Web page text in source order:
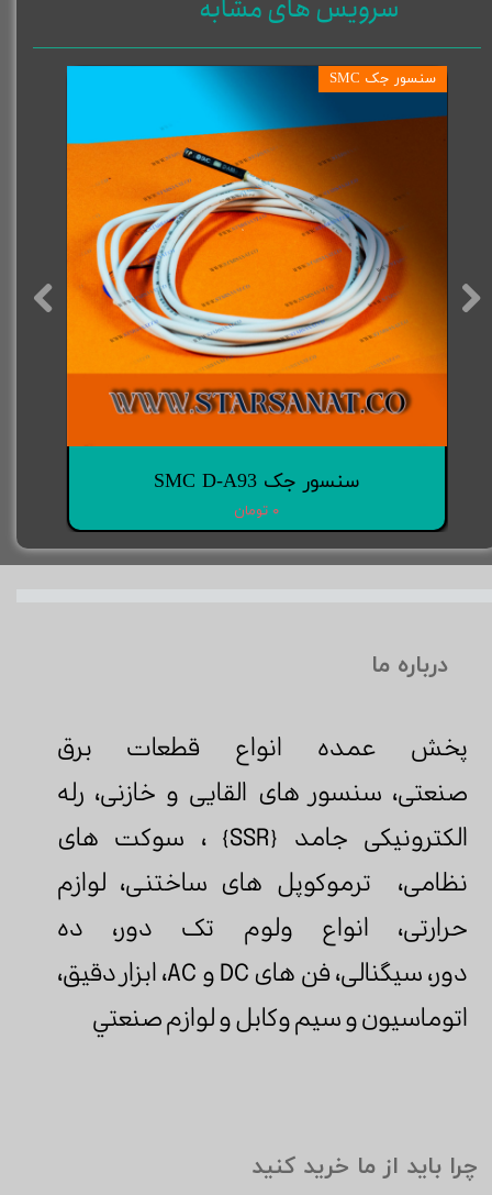
سنسور جک SMC D-A93
۰ تومان
سنسور جک SMC
درباره ما
پخش عمده انواع قطعات برق
صنعتی، سنسور های القایی و خازنی، رله
الکترونیکی جامد {SSR} ، سوکت های
نظامی، ترموکوپل های ساختنی، لوازم
حرارتی، انواع ولوم تک دور، ده
دور، سیگنالی، فن های DC و AC، ابزار دقيق،
اتوماسيون و سیم وکابل و لوازم صنعتي
چرا باید از ما خرید کنید